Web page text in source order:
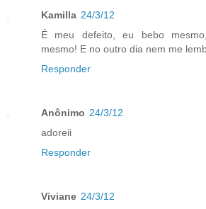
Kamilla 24/3/12
É meu defeito, eu bebo
mesmo! E no outro dia nem me
Responder
Anônimo 24/3/12
adoreii
Responder
Viviane 24/3/12